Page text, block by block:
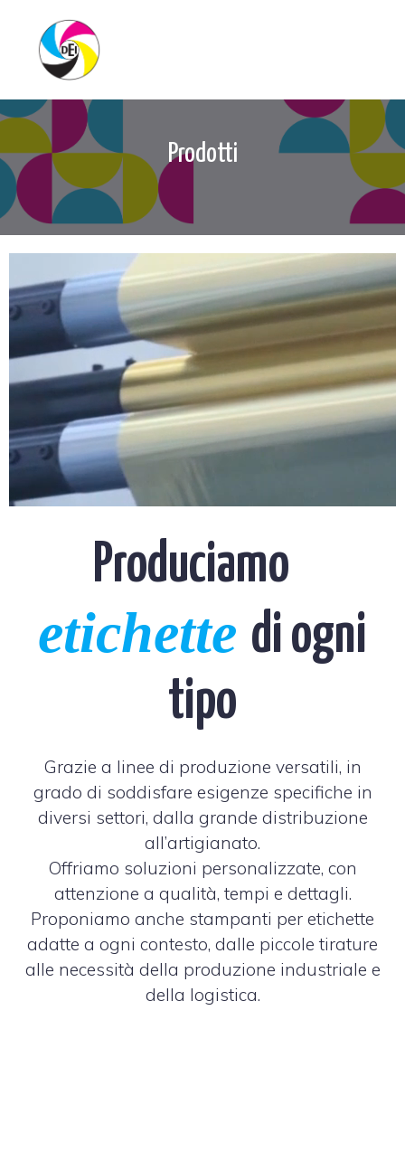
Prodotti
Produciamo
etichette di ogni
tipo
Grazie a linee di produzione versatili, in
grado di soddisfare esigenze specifiche in
diversi settori, dalla grande distribuzione
all’artigianato.
Offriamo soluzioni personalizzate, con
attenzione a qualità, tempi e dettagli.
Proponiamo anche stampanti per etichette
adatte a ogni contesto, dalle piccole tirature
alle necessità della produzione industriale e
della logistica.